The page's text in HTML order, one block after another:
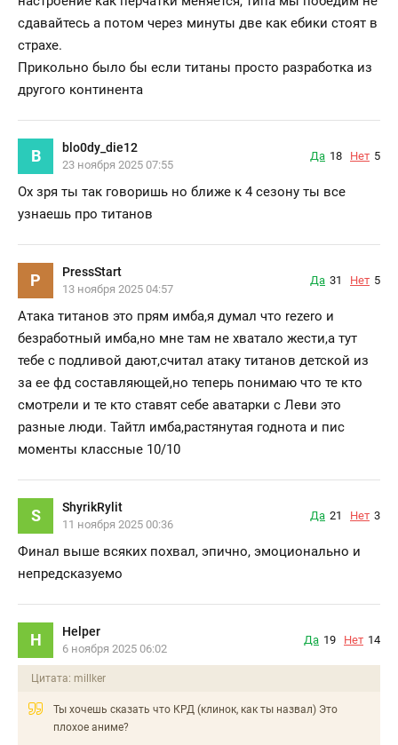
сдавайтесь а потом через минуты две как ебики стоят в
страхе.
Прикольно было бы если титаны просто разработка из
другого континента
B blo0dy_die12
23 ноября 2025 07:55
Да 18 Нет 5
Ох зря ты так говоришь но ближе к 4 сезону ты все
узнаешь про титанов
P PressStart
13 ноября 2025 04:57
Да 31 Нет 5
Атака титанов это прям имба,я думал что rezero и
безработный имба,но мне там не хватало жести,а тут
тебе с подливой дают,считал атаку титанов детской из
за ее фд составляющей,но теперь понимаю что те кто
смотрели и те кто ставят себе аватарки с Леви это
разные люди. Тайтл имба,растянутая годнота и пис
моменты классные 10/10
S ShyrikRylit
11 ноября 2025 00:36
Да 21 Нет 3
Финал выше всяких похвал, эпично, эмоционально и
непредсказуемо
H Helper
6 ноября 2025 06:02
Да 19 Нет 14
Цитата: millker
Ты хочешь сказать что КРД (клинок, как ты назвал) Это
плохое аниме?